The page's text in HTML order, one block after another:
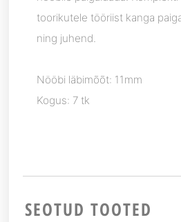
toorikutele tööriist kanga
ning juhend.
Nööbi läbimõõt: 11mm
Kogus: 7 tk
SEOTUD TOOTED